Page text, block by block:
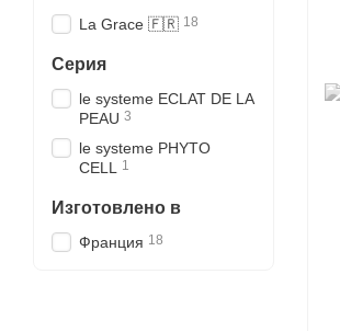
La Grace 🇫🇷 18
Серия
le systeme ECLAT DE LA
PEAU 3
le systeme PHYTO
CELL
1
Изготовлено в
Франция 18